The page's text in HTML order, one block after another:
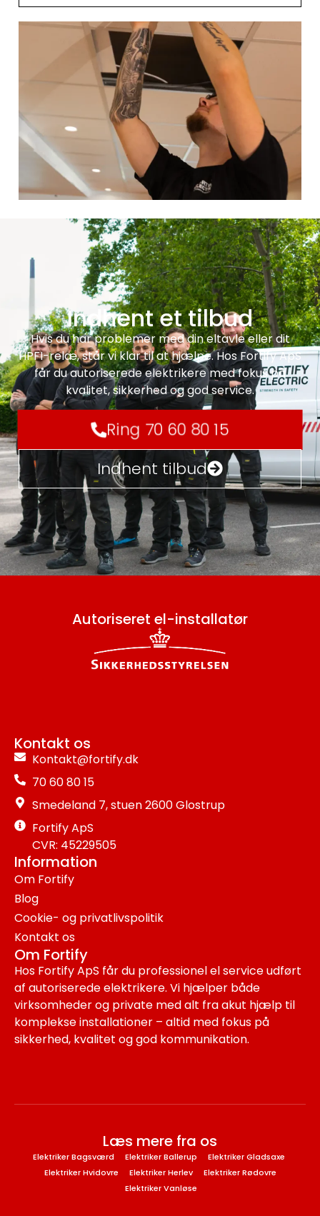
Indhent et tilbud
Hvis du har problemer med din eltavle eller dit
HPFI-relæ, står vi klar til at hjælpe. Hos Fortify ApS
får du autoriserede elektrikere med fokus på
kvalitet, sikkerhed og god service.
Ring 70 60 80 15
Indhent tilbud
Autoriseret el-installatør
Kontakt os
Kontakt@fortify.dk
70 60 80 15
Smedeland 7, stuen 2600 Glostrup
Fortify ApS
CVR: 45229505
Information
Om Fortify
Blog
Cookie- og privatlivspolitik
Kontakt os
Om Fortify
Hos Fortify ApS får du professionel el service udført
af autoriserede elektrikere. Vi hjælper både
virksomheder og private med alt fra akut hjælp til
komplekse installationer – altid med fokus på
sikkerhed, kvalitet og god kommunikation.
Læs mere fra os
Elektriker Bagsværd Elektriker Ballerup
Elektriker Gladsaxe
Elektriker Hvidovre
Elektriker Herlev
Elektriker Rødovre
Elektriker Vanløse